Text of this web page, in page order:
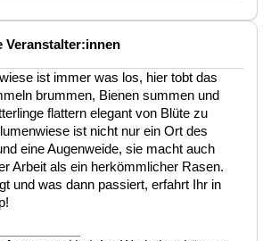
Veranstalter:innen
ist immer was los, hier tobt das
brummen, Bienen summen und
flattern elegant von Blüte zu
ist nicht nur ein Ort des
eine Augenweide, sie macht auch
Arbeit als ein herkömmlicher Rasen.
und was dann passiert, erfahrt Ihr in